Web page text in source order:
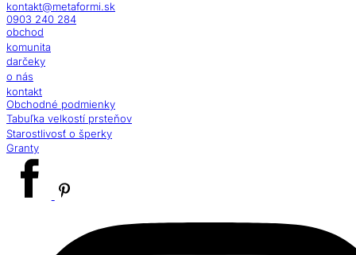
kontakt@metaformi.sk
0903 240 284
obchod
komunita
darčeky
o nás
kontakt
Obchodné podmienky
Tabuľka velkostí prsteňov
Starostlivosť o šperky
Granty